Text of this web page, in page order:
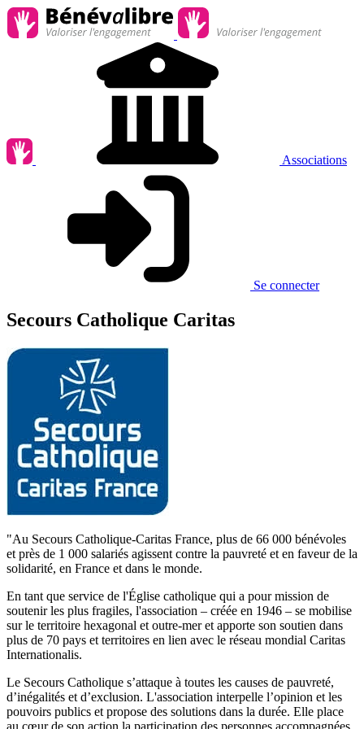
Associations
Se connecter
Secours Catholique Caritas
"Au Secours Catholique-Caritas France, plus de 66 000 bénévoles
et près de 1 000 salariés agissent contre la pauvreté et en faveur de la
solidarité, en France et dans le monde.
En tant que service de l'Église catholique qui a pour mission de
soutenir les plus fragiles, l'association – créée en 1946 – se mobilise
sur le territoire hexagonal et outre-mer et apporte son soutien dans
plus de 70 pays et territoires en lien avec le réseau mondial Caritas
Internationalis.
Le Secours Catholique s’attaque à toutes les causes de pauvreté,
d’inégalités et d’exclusion. L'association interpelle l’opinion et les
pouvoirs publics et propose des solutions dans la durée. Elle place
au cœur de son action la participation des personnes accompagnées